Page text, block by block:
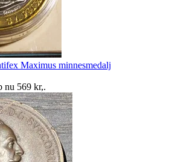
Maximus minnesmedalj
nu 569 kr,.